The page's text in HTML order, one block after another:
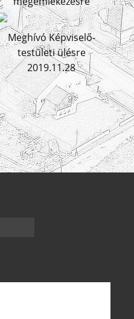
Meghívó Képviselő-
testületi ülésre
2019.11.28